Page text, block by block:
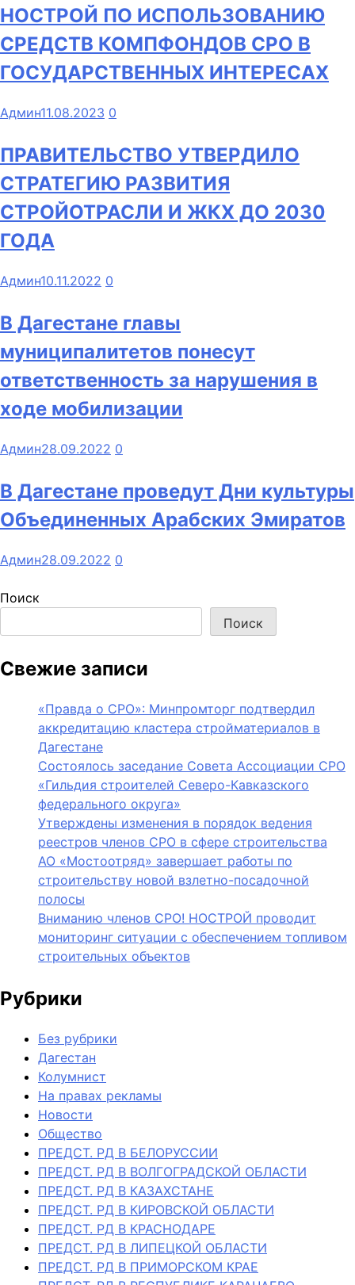
НОСТРОЙ ПО ИСПОЛЬЗОВАНИЮ
СРЕДСТВ КОМПФОНДОВ СРО В
ГОСУДАРСТВЕННЫХ ИНТЕРЕСАХ
Админ11.08.2023 0
ПРАВИТЕЛЬСТВО УТВЕРДИЛО
СТРАТЕГИЮ РАЗВИТИЯ
СТРОЙОТРАСЛИ И ЖКХ ДО 2030
ГОДА
Админ10.11.2022 0
В Дагестане главы
муниципалитетов понесут
ответственность за нарушения в
ходе мобилизации
Админ28.09.2022 0
В Дагестане проведут Дни культуры
Объединенных Арабских Эмиратов
Админ28.09.2022 0
Поиск
Поиск
Свежие записи
«Правда о СРО»: Минпромторг подтвердил
аккредитацию кластера стройматериалов в
Дагестане
Состоялось заседание Совета Ассоциации СРО
«Гильдия строителей Северо-Кавказского
федерального округа»
Утверждены изменения в порядок ведения
реестров членов СРО в сфере строительства
АО «Мостоотряд» завершает работы по
строительству новой взлетно-посадочной
полосы
Вниманию членов СРО! НОСТРОЙ проводит
мониторинг ситуации с обеспечением топливом
строительных объектов
Рубрики
Без рубрики
Дагестан
Колумнист
На правах рекламы
Новости
Общество
ПРЕДСТ. РД В БЕЛОРУССИИ
ПРЕДСТ. РД В ВОЛГОГРАДСКОЙ ОБЛАСТИ
ПРЕДСТ. РД В КАЗАХСТАНЕ
ПРЕДСТ. РД В КИРОВСКОЙ ОБЛАСТИ
ПРЕДСТ. РД В КРАСНОДАРЕ
ПРЕДСТ. РД В ЛИПЕЦКОЙ ОБЛАСТИ
ПРЕДСТ. РД В ПРИМОРСКОМ КРАЕ